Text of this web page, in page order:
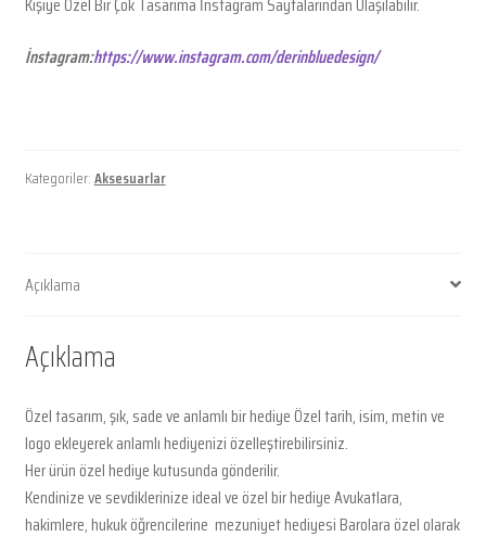
İnstagram:https://www.instagram.com/derinbluedesign/
Kategoriler:Aksesuarlar
Açıklama
Açıklama
Özel tasarım, şık, sade ve anlamlı bir hediye Özel tarih, isim, metin ve
logo ekleyerek anlamlı hediyenizi özelleştirebilirsiniz.
Her ürün özel hediye kutusunda gönderilir.
Kendinize ve sevdiklerinize ideal ve özel bir hediye Avukatlara,
hakimlere, hukuk öğrencilerine mezuniyet hediyesi Barolara özel olarak